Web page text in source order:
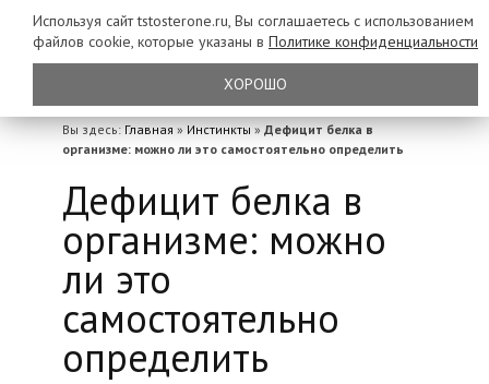
Вы здесь: Главная » Инстинкты » Дефицит белка в
организме: можно ли это самостоятельно определить
Дефицит белка в
организме: можно
ли это
самостоятельно
определить
Используя сайт tstosterone.ru, Вы соглашаетесь с использованием
файлов cookie, которые указаны в Политике конфиденциальности
ХОРОШО